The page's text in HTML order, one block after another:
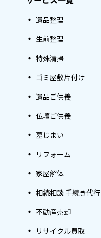
遺品整理
生前整理
特殊清掃
ゴミ屋敷片付け
遺品ご供養
仏壇ご供養
墓じまい
リフォーム
家屋解体
相続相談 手続き代行
不動産売却
リサイクル買取